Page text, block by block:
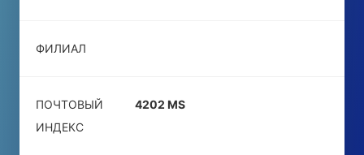
ФИЛИАЛ
ПОЧТОВЫЙ
ИНДЕКС
4202 MS